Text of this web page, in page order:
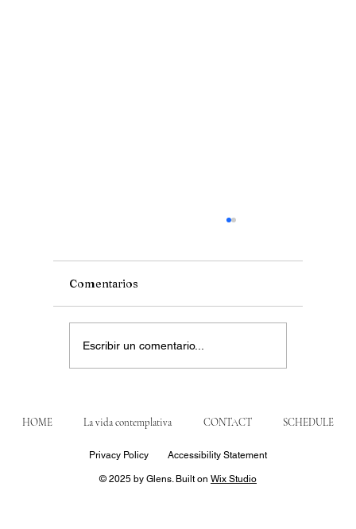
La llamada de Samuel
Comentarios
Escribir un comentario...
HOME La vida contemplativa CONTACT SCHEDULE
© 2025 by Glens. Built on Wix Studio
Privacy Policy Accessibility Statement